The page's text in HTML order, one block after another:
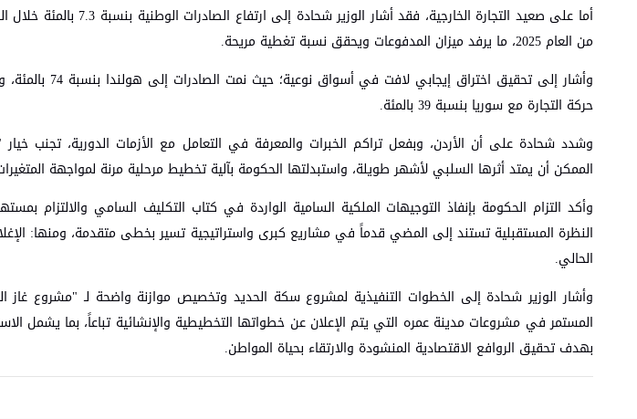
أما على صعيد التجارة الخارجية،
من العام 2025، ما يرفد ميزان المدفوعات ويحقق نسبة تغطية مريحة.
حركة التجارة مع سوريا بنسبة 39 بالمئة.
وشدد شحادة على أن الأردن، وبفعل تراكم الخبرات والمعرفة في التعامل مع الأزمات الدورية، تجنب
الممكن أن يمتد أثرها السلبي لأشهر طويلة، واستبدلتها الحكومة بآلية تخطيط مرحلية مرنة لمواجهة
وأكد التزام الحكومة بإنفاذ التوجيهات الملكية السامية الواردة في كتاب التكليف السامي والالتزام
النظرة المستقبلية تستند إلى المضي قدماً في مشاريع كبرى واستراتيجية تسير بخطى متقدمة، ومنها:
الحالي.
المستمر في مشروعات مدينة عمره التي يتم الإعلان عن خطواتها التخطيطية والإنشائية تباعاً، بما يشمل
بهدف تحقيق الروافع الاقتصادية المنشودة والارتقاء بحياة المواطن.